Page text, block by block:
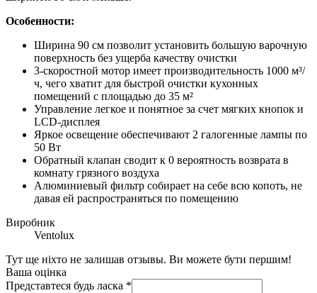
Особенности:
Ширина 90 см позволит установить большую варочную
поверхность без ущерба качеству очистки
3-скоростной мотор имеет производительность 1000 м³/
ч, чего хватит для быстрой очистки кухонных
помещений с площадью до 35 м²
Управление легкое и понятное за счет мягких кнопок и
LCD-дисплея
Яркое освещение обеспечивают 2 галогенные лампы по
50 Вт
Обратный клапан сводит к 0 вероятность возврата в
комнату грязного воздуха
Алюминиевый фильтр собирает на себе всю копоть, не
давая ей распространяться по помещению
Виробник
Ventolux
Тут ще ніхто не залишав отзывы. Ви можете бути першим!
Ваша оцінка
Представтеся будь ласка *